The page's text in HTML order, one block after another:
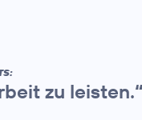
zu leisten.“